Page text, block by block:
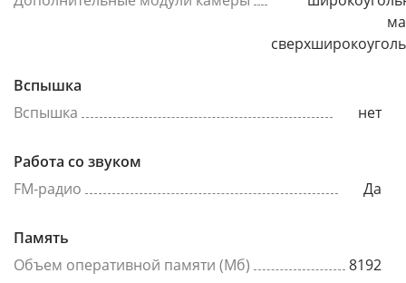
Вспышка
Вспышка
нет
Работа со звуком
FM-радио
Да
Память
Объем оперативной памяти (Мб)
8192